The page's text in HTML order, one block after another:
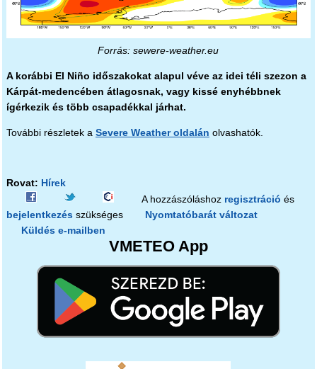
Forrás: sewere-weather.eu
A korábbi El Niño időszakokat alapul véve az idei téli szezon a
Kárpát-medencében átlagosnak, vagy kissé enyhébbnek
ígérkezik és több csapadékkal járhat.
További részletek a Severe Weather oldalán olvashatók.
Rovat: Hírek
A hozzászóláshoz regisztráció és
bejelentkezés szükséges
Nyomtatóbarát változat
Küldés e-mailben
VMETEO App